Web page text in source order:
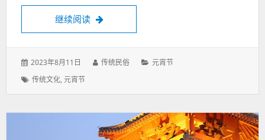
继续阅读 2024年的元宵是几月几号？元宵节公历是
发
于：
2023年8月11日
作
传统民俗
分
元宵节
标
传统文化,元宵节